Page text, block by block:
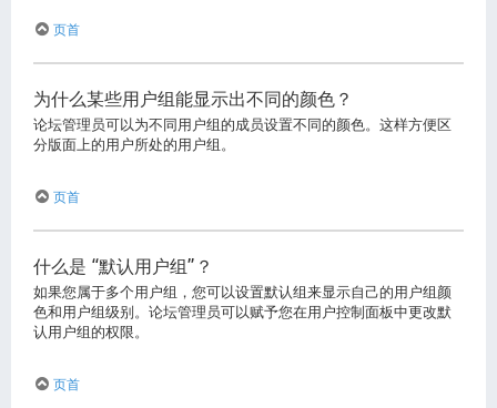
页首
为什么某些用户组能显示出不同的颜色？
论坛管理员可以为不同用户组的成员设置不同的颜色。这样方便区
分版面上的用户所处的用户组。
页首
什么是 “默认用户组”？
如果您属于多个用户组，您可以设置默认组来显示自己的用户组颜
色和用户组级别。论坛管理员可以赋予您在用户控制面板中更改默
认用户组的权限。
页首